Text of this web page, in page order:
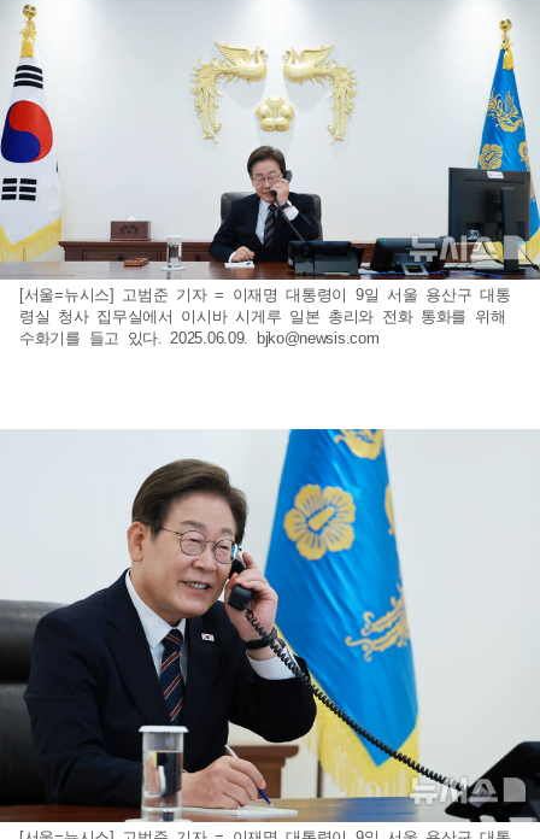
[서울=뉴시스] 고범준 기자 = 이재명 대통령이 9일 서울 용산구 대통
령실 청사 집무실에서 이시바 시게루 일본 총리와 전화 통화를 위해
수화기를 들고 있다. 2025.06.09.
bjko@newsis.com